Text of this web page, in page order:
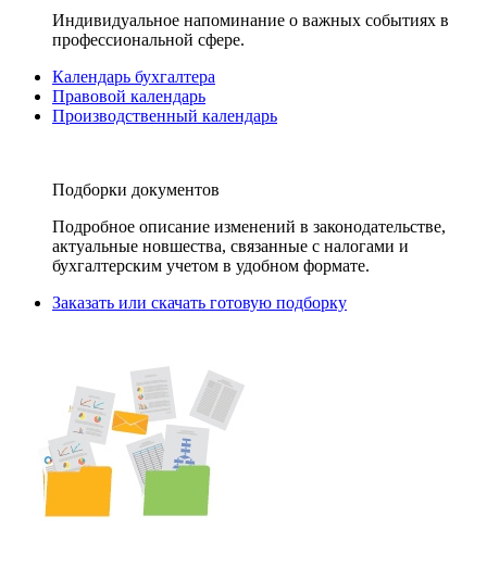
Индивидуальное напоминание о важных событиях в
профессиональной сфере.
Календарь бухгалтера
Правовой календарь
Производственный календарь
Подборки документов
Подробное описание изменений в законодательстве,
актуальные новшества, связанные с налогами и
бухгалтерским учетом в удобном формате.
Заказать или скачать готовую подборку